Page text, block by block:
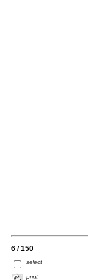
6 / 150
select
print